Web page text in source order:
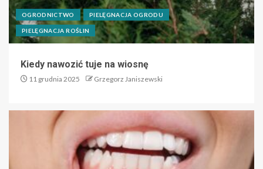
OGRODNICTWO PIELĘGNACJA OGRODU
PIELĘGNACJA ROŚLIN
Kiedy nawozić tuje na wiosnę
11 grudnia 2025 Grzegorz Janiszewski